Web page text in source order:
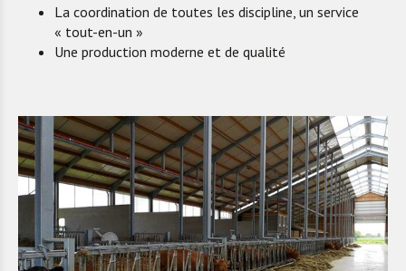
La coordination de toutes les discipline, un service
« tout-en-un »
Une production moderne et de qualité